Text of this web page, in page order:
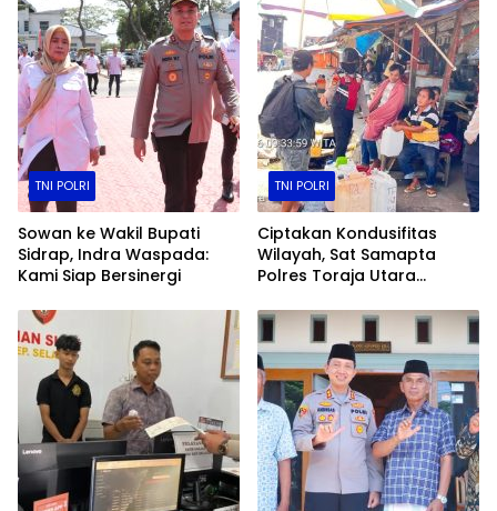
TNI POLRI
Sowan ke Wakil Bupati
Sidrap, Indra Waspada:
Kami Siap Bersinergi
TNI POLRI
Ciptakan Kondusifitas
Wilayah, Sat Samapta
Polres Toraja Utara
dan Sosialisasi Layanan 110​